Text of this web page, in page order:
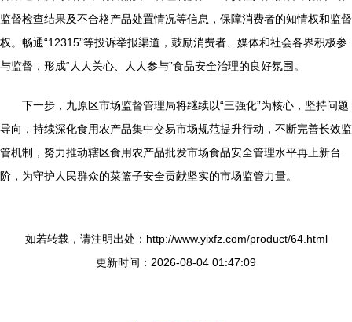
监督检查结果及不合格产品处置情况等信息，保障消费者的知情权和监督
权。畅通“12315”等投诉举报渠道，鼓励消费者、媒体和社会各界积极参
与监督，形成“人人关心、人人参与”食品安全治理的良好氛围。
下一步，九原区市场监督管理局将继续以“三强化”为核心，坚持问题
导向，持续深化食用农产品集中交易市场规范提升行动，不断完善长效监
管机制，努力推动辖区食用农产品批发市场食品安全管理水平再上新台
阶，为守护人民群众的菜篮子安全贡献坚实的市场监管力量。
如若转载，请注明出处：http://www.yixfz.com/product/64.html
更新时间：2026-08-04 01:47:09